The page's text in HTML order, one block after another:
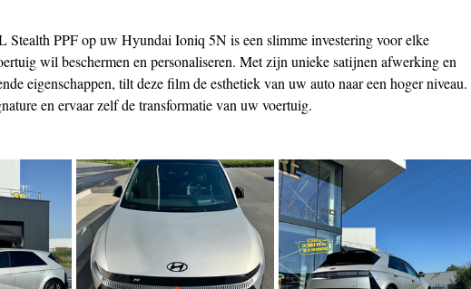
Stealth PPF op uw Hyundai Ioniq 5N is een slimme investering voor elke
wil beschermen en personaliseren. Met zijn unieke satijnen afwerking en
eigenschappen, tilt deze film de esthetiek van uw auto naar een hoger niveau.
en ervaar zelf de transformatie van uw voertuig.